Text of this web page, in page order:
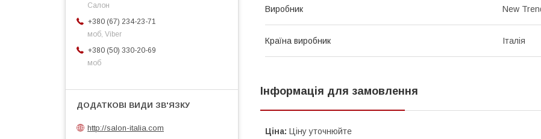
Виробник New
Країна виробник Італія
Інформація для замовлення
Ціна: Ціну уточнюйте
Салон
+380 (67) 234-23-71
моб, Viber
+380 (50) 330-20-69
моб
http://salon-italia.com